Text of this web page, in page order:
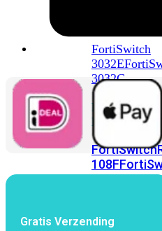
FortiSwitch
3032E
3032G
FortiSwitch
Ruggedized
108F
112F-
POE
Gratis Verzending